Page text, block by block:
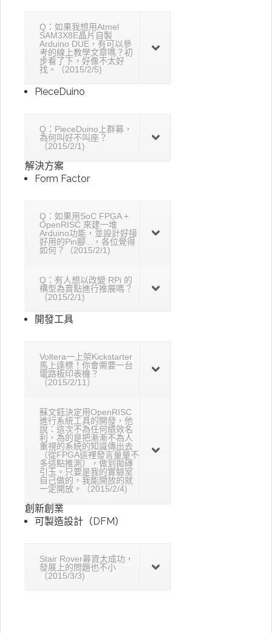
Q：如果我想用Atmel
SAM3X8E晶片自製
Arduino DUE，有可以參
考的線上教學文章嗎？初
步看了下，好像不太好
找。（2015/2/5)
PieceDuino
Q：PieceDuino上群募，
為何叫好不叫座？
（2015/2/1)
解決方案
Form Factor
Q：如果用SoC FPGA +
OpenRISC 來建一堆
Arduino功能，並設計好接
好用的Pin腳...，各位覺得
如何？（2015/2/1)
Q：有人想以改變 RPi 的
構型為賣點進行推展嗎？
（2015/2/1)
開發工具
Voltera一上架Kickstarter
馬上達標！你會需要一台
電路板印表機？
（2015/2/11）
蘇文鈺決定用OpenRISC
進行系統工具的開發，他
說：這次不為任何績效名
利，為的是把漸漸不為人
重視的系統的知識傳出去
（從FPGA這裡發言量量不
多這點推測），做到拋磚
引玉。只要是我的實驗室
自己做的，我能開放的就
一定開放。（2015/2/4)
創新創業
可製造設計（DFM）
Stair Rover募資太成功，
發展上的問題也不小
（2015/3/3)